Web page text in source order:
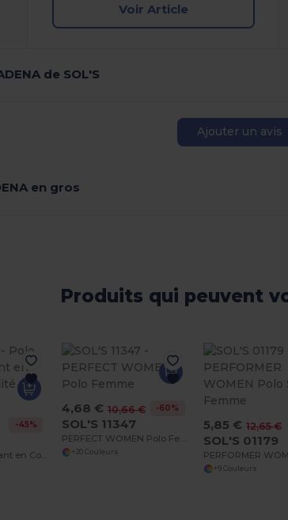
Voir Article
de SOL'S
Ajouter un avis
en gros
Produits qui peuvent
-45%
4,68 € 10,66 € -60%
SOL'S 11347
PERFECT WOMEN Polo Femme
+20 Couleurs
5,85 € 12,65 €
SOL'S 01179
+9 Couleurs